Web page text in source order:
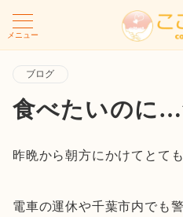
メニュー
ブログ
食べたいのに
昨晩から朝方にかけてとて
電車の運休や千葉市内でも